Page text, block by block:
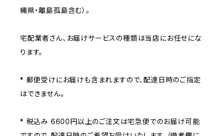
縄県・離島孤島含む）。
宅配業者さん、お届けサービスの種類は当店にお任せにな
ります。
* 郵便受けにお届けも含まれますので、配達日時のご指定
はできません。
* 税込み 6600円以上のご注文は宅急便でのお届け可能